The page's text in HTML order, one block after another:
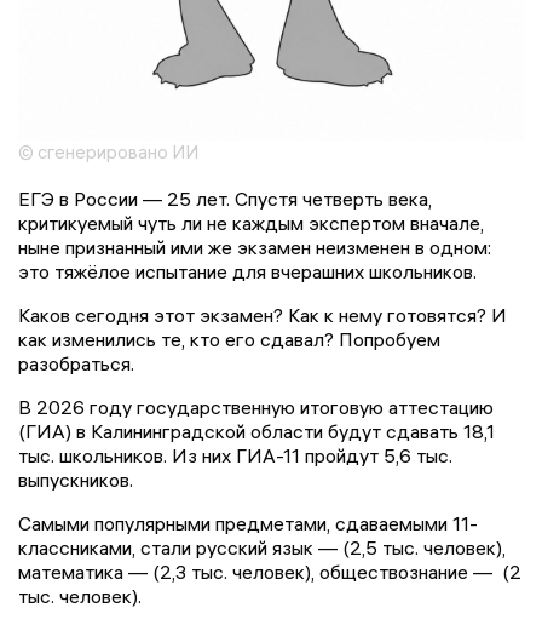
© сгенерировано ИИ
ЕГЭ в России — 25 лет. Спустя четверть века,
критикуемый чуть ли не каждым экспертом вначале,
ныне признанный ими же экзамен неизменен в одном:
это тяжёлое испытание для вчерашних школьников.
Каков сегодня этот экзамен? Как к нему готовятся? И
как изменились те, кто его сдавал? Попробуем
разобраться.
В 2026 году государственную итоговую аттестацию
(ГИА) в Калининградской области будут сдавать 18,1
тыс. школьников. Из них ГИА-11 пройдут 5,6 тыс.
выпускников.
Самыми популярными предметами, сдаваемыми 11-
классниками, стали русский язык — (2,5 тыс. человек),
математика — (2,3 тыс. человек), обществознание — (2
тыс. человек).